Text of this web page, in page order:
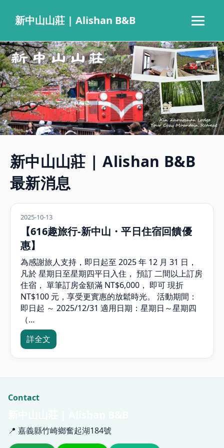
新中山山莊 | Alishan B&B
新中山山莊 | Alishan B&B
最新消息
2025-10-13
【616趣旅行-新中山・平日住宿回饋優
惠】
為感謝旅人支持，即日起至 2025 年 12 月 31 日，
凡於 星期日至星期四平日入住， 預訂 二間以上訂房
住宿， 單筆訂房金額滿 NT$6,000， 即可 現折
NT$100 元，享受更實惠的放鬆時光。 活動期間：
即日起 ～ 2025/12/31 適用日期：星期日～星期四
（…
詳全文
Contact
📍 嘉義縣竹崎鄉奮起湖184號